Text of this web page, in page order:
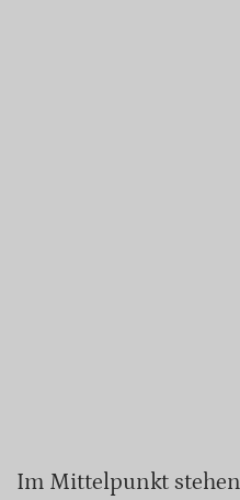
Im Mittelpunkt